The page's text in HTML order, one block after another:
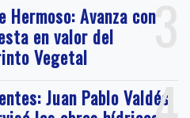
3
Hermoso: Avanza con
en valor del
Vegetal
Juan Pablo Valdés